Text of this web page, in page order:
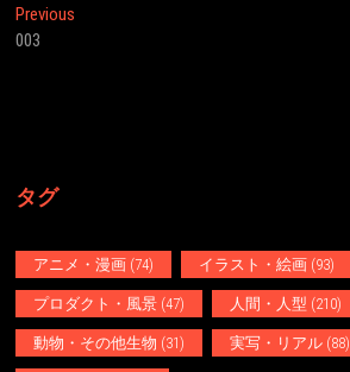
投
稿
ー
シ
ョ
ン
Previous
003
タグ
アニメ・漫画 (74) イラスト・絵画 (93)
プロダクト・風景 (47) 人間・人型 (210)
動物・その他生物 (31) 実写・リアル (88)